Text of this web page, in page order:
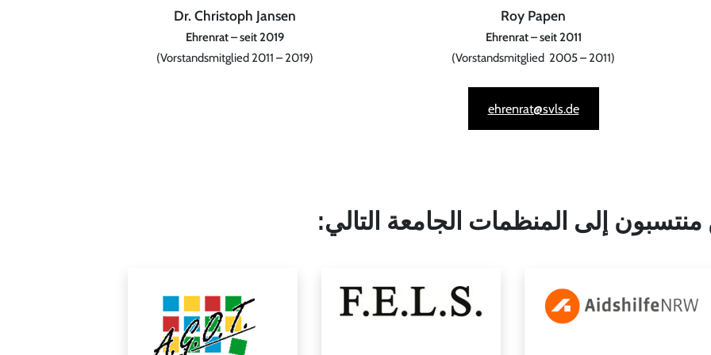
Roy Papen
Ehrenrat – seit 2011
(Vorstandsmitglied 2005 – 2011)
Dr. Christoph Jansen
Ehrenrat – seit 2019
(Vorstandsmitglied 2011 – 2019)
ehrenrat@svls.de
إلى المنظمات الجامعة التالي: